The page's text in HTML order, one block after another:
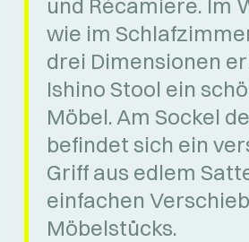
wie im
drei Dimensionen
Ishino Stool ein
Möbel. Am Sockel
befindet sich ein
Griff aus edlem
einfachen
Möbelstücks.